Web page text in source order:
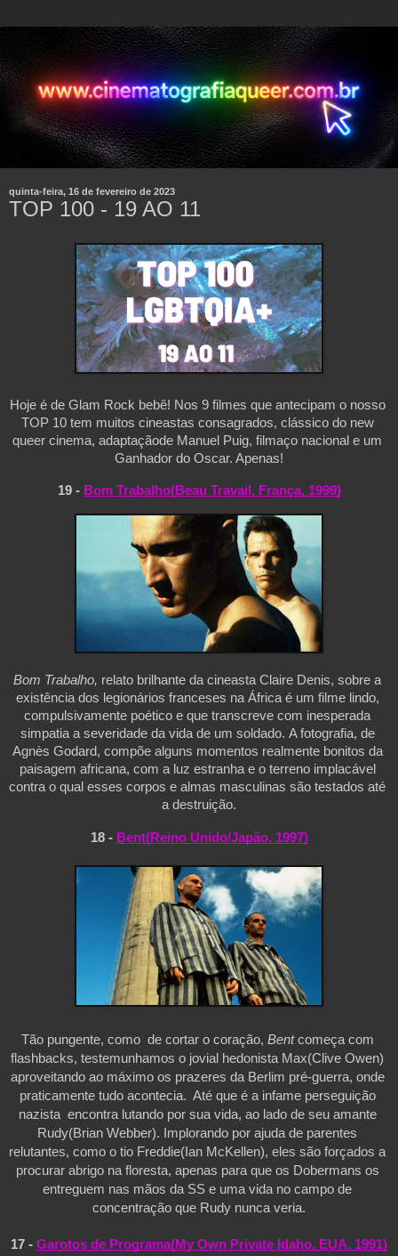
quinta-feira, 16 de fevereiro de 2023
TOP 100 - 19 AO 11
Hoje é de Glam Rock bebê! Nos 9 filmes que antecipam o nosso
TOP 10 tem muitos cineastas consagrados, clássico do new
queer cinema, adaptaçãode Manuel Puig, filmaço nacional e um
Ganhador do Oscar. Apenas!
19 - Bom Trabalho(Beau Travail, França, 1999)
Bom Trabalho, relato brilhante da cineasta Claire Denis, sobre a
existência dos legionários franceses na África é um filme lindo,
compulsivamente poético e que transcreve com inesperada
simpatia a severidade da vida de um soldado. A fotografia, de
Agnès Godard, compõe alguns momentos realmente bonitos da
paisagem africana, com a luz estranha e o terreno implacável
contra o qual esses corpos e almas masculinas são testados até
a destruição.
18 - Bent(Reino Unido/Japão, 1997)
Tão pungente, como  de cortar o coração, Bent começa com
flashbacks, testemunhamos o jovial hedonista Max(Clive Owen)
aproveitando ao máximo os prazeres da Berlim pré-guerra, onde
praticamente tudo acontecia.  Até que é a infame perseguição
nazista  encontra lutando por sua vida, ao lado de seu amante
Rudy(Brian Webber). Implorando por ajuda de parentes
relutantes, como o tio Freddie(Ian McKellen), eles são forçados a
procurar abrigo na floresta, apenas para que os Dobermans os
entreguem nas mãos da SS e uma vida no campo de
concentração que Rudy nunca veria.
17 - Garotos de Programa(My Own Private Idaho, EUA, 1991)